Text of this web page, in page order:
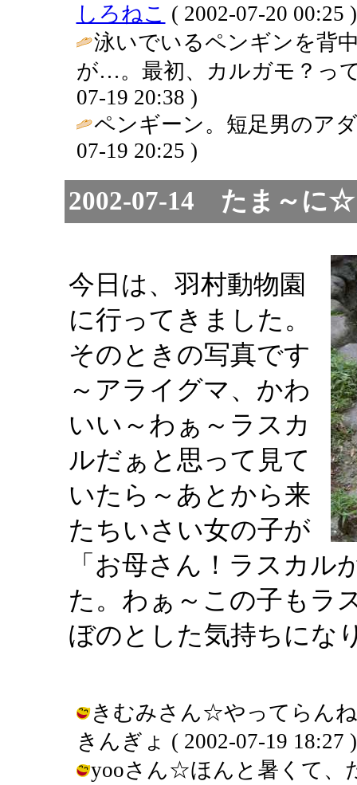
しろねこ ( 2002-07-20 00:25 )
泳いでいるペンギンを背
が…。最初、カルガモ？っ
07-19 20:38 )
ペンギーン。短足男のア
07-19 20:25 )
2002-07-14 たま～
今日は、羽村動物園
に行ってきました。
そのときの写真です
～アライグマ、かわ
いい～わぁ～ラスカ
ルだぁと思って見て
いたら～あとから来
たちいさい女の子が
「お母さん！ラスカル
た。わぁ～この子もラ
ぼのとした気持ちにな
きむみさん☆やってらん
きんぎょ ( 2002-07-19 18:27 )
yooさん☆ほんと暑くて、